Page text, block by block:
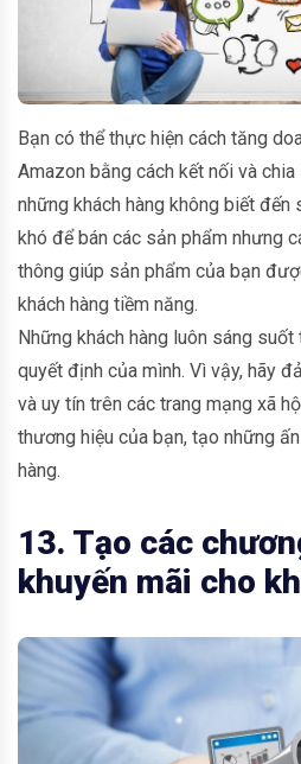
Bạn có thể thực hiện cách tăng
Amazon bằng cách kết nối và
những khách hàng không biết
khó để bán các sản phẩm nhưng
thông giúp sản phẩm của bạn
khách hàng tiềm năng.
Những khách hàng luôn sáng
quyết định của mình. Vì vậy, hãy
và uy tín trên các trang mạng xã
thương hiệu của bạn, tạo những
hàng.
13. Tạo các
khuyến mãi cho